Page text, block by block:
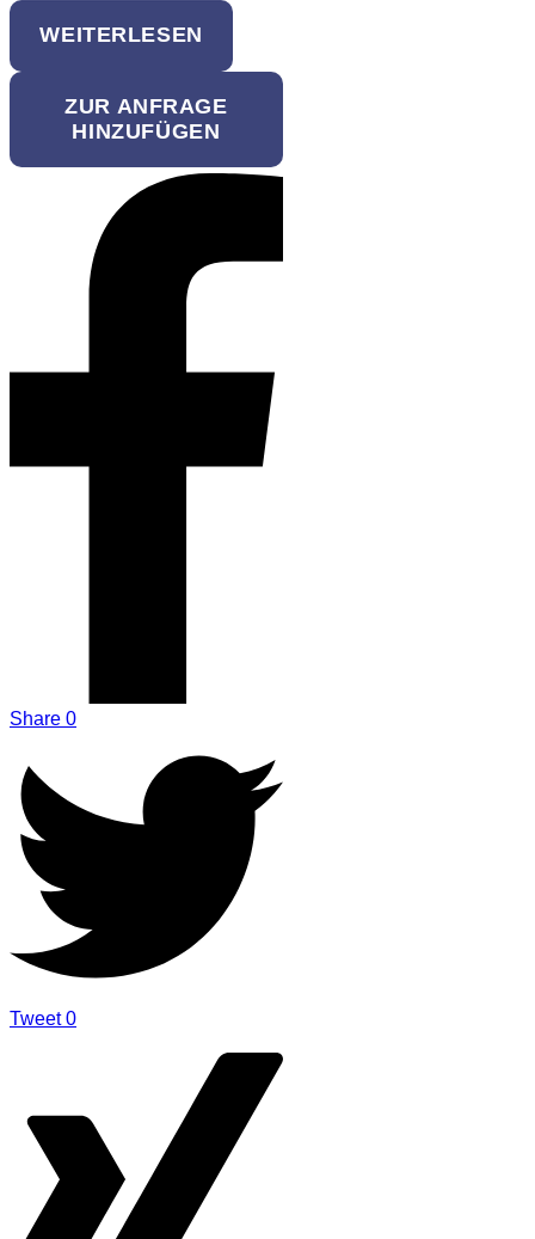
WEITERLESEN
ZUR ANFRAGE
HINZUFÜGEN
Share 0
Tweet 0